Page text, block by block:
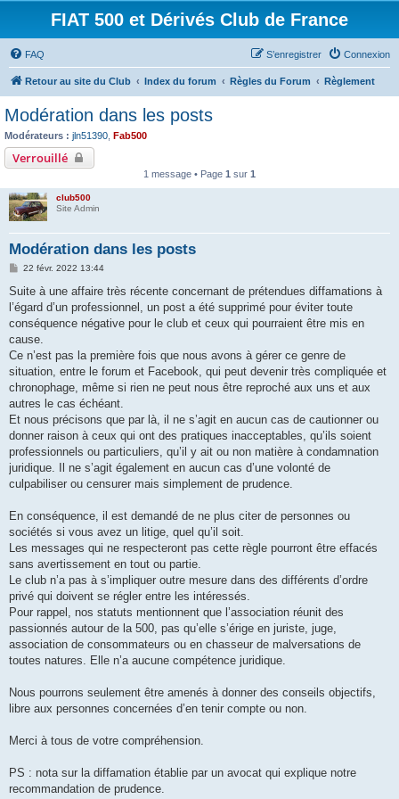
FIAT 500 et Dérivés Club de France
FAQ Connexion
S’enregistrer
Retour au site du Club Index du forum Règles du Forum Règlement
Modération dans les posts
Modérateurs : jln51390 Fab500
Verrouillé
1 message • Page 1 sur 1
club500
Site Admin
Modération dans les posts
M
s
a
g
22 févr. 2022 13:44
Suite à une affaire très récente concernant de prétendues diffamations à
l’égard d’un professionnel, un post a été supprimé pour éviter toute
conséquence négative pour le club et ceux qui pourraient être mis en
cause.
Ce n’est pas la première fois que nous avons à gérer ce genre de
situation, entre le forum et Facebook, qui peut devenir très compliquée et
chronophage, même si rien ne peut nous être reproché aux uns et aux
autres le cas échéant.
Et nous précisons que par là, il ne s’agit en aucun cas de cautionner ou
donner raison à ceux qui ont des pratiques inacceptables, qu’ils soient
professionnels ou particuliers, qu’il y ait ou non matière à condamnation
juridique. Il ne s’agit également en aucun cas d’une volonté de
culpabiliser ou censurer mais simplement de prudence.
En conséquence, il est demandé de ne plus citer de personnes ou
sociétés si vous avez un litige, quel qu’il soit.
Les messages qui ne respecteront pas cette règle pourront être effacés
sans avertissement en tout ou partie.
Le club n’a pas à s’impliquer outre mesure dans des différents d’ordre
privé qui doivent se régler entre les intéressés.
Pour rappel, nos statuts mentionnent que l’association réunit des
passionnés autour de la 500, pas qu’elle s’érige en juriste, juge,
association de consommateurs ou en chasseur de malversations de
toutes natures. Elle n’a aucune compétence juridique.
Nous pourrons seulement être amenés à donner des conseils objectifs,
libre aux personnes concernées d’en tenir compte ou non.
Merci à tous de votre compréhension.
PS : nota sur la diffamation établie par un avocat qui explique notre
recommandation de prudence.